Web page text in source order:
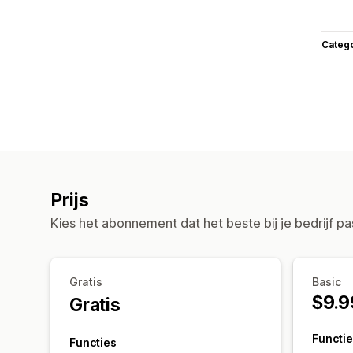
Prijs
Kies het abonnement dat het beste bij je bedrijf
Gratis
Gratis
Functies
Basic